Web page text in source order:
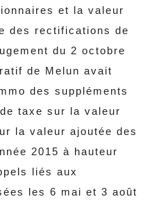
et la valeur
des rectifications de
du 2 octobre
de Melun avait
des suppléments
taxe sur la valeur
la valeur ajoutée des
2015 à hauteur
liés aux
les 6 mai et 3 août